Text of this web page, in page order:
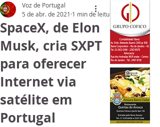
SpaceX, de Elon
Musk, cria SXPT
para oferecer
Internet via
satélite em
Portugal
Voz de Portugal
5 de abr. de 2021 1 min de leitura